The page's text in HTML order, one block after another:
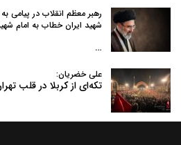
رهبر معظم انقلاب در پیامی
شهید ایران خطاب به امام
…
علی خضریان:
تکه‌ای از کربلا در قلب